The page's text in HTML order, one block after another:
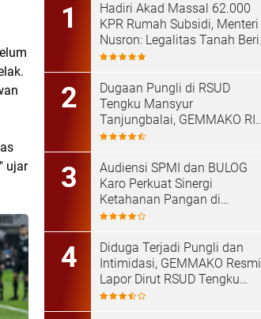
ujar
Hadiri Akad Massal 62.000
KPR Rumah Subsidi, Menteri
Nusron: Legalitas Tanah Beri
Kepastian bagi Masyarakat
Dugaan Pungli di RSUD
Tengku Mansyur
Tanjungbalai, GEMMAKO RI
Minta Penegak Hukum Usut
Audiensi SPMI dan BULOG
Karo Perkuat Sinergi
Ketahanan Pangan di
Kabanjahe
Diduga Terjadi Pungli dan
Intimidasi, GEMMAKO Resmi
Lapor Dirut RSUD Tengku
Mansyur ke Kejaksaan